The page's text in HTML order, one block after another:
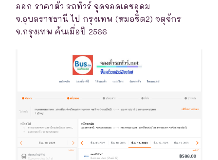
ออก ราคาตั๋ว รถทัวร์ จุดจอดเดชอุดม
จ.อุบลราชธานี ไป กรุงเทพ (หมอชิต2) จตุจักร
จ.กรุงเทพ ค้นเมื่อปี 2566